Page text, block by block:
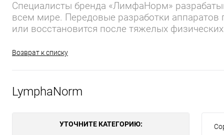
Специалисты бренда «ЛимфаНорм»
всем мире. Передовые разработки
или восстановится после тяжелых
Возврат к списку
LymphaNorm
УТОЧНИТЕ КАТЕГОРИЮ: